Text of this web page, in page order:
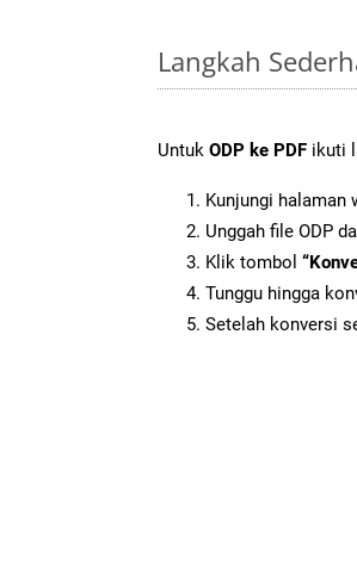
Langkah
Untuk ODP ke PDF ikuti
Kunjungi halaman
Unggah file ODP
Klik tombol
Tunggu hingga
Setelah konversi